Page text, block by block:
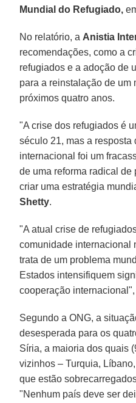
Mundial do Refugiado,
No relatório, a Anistia
recomendações, como a
refugiados e a adoção de
para a reinstalação de um
próximos quatro anos.
"A crise dos refugiados é
século 21, mas a resposta
internacional foi um
de uma reforma radical
criar uma estratégia
Shetty.
"A atual crise de
comunidade internacional
trata de um problema
Estados intensifiquem
cooperação
Segundo a ONG, a
desesperada para os
Síria, a maioria dos quais
vizinhos – Turquia,
que estão
"Nenhum país deve ser